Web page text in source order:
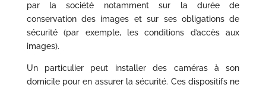
par la société notamment sur la durée de
conservation des images et sur ses obligations de
sécurité (par exemple, les conditions d’accès aux
images).
Un particulier peut installer des caméras à son
domicile pour en assurer la sécurité. Ces dispositifs ne